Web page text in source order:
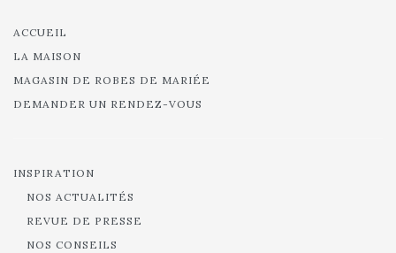
ACCUEIL
LA MAISON
MAGASIN DE ROBES DE MARIÉE
DEMANDER UN RENDEZ-VOUS
INSPIRATION
NOS ACTUALITÉS
REVUE DE PRESSE
NOS CONSEILS